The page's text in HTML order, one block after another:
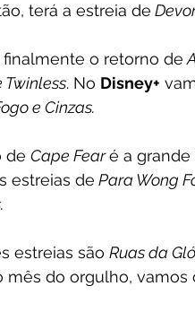
terá a estreia de
finalmente o retorno de
Twinless. No Disney+
e Cinzas.
de Cape Fear é a
estreias de Para Wong
estreias são Ruas da
do orgulho, vamos